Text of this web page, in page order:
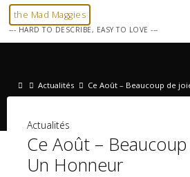
Skip
the Mad Maggies
--- HARD TO DESCRIBE, EASY TO LOVE ---
Home
Actualités Ce Août – Beaucoup de
Actualités
Ce Août –
Un Honneur